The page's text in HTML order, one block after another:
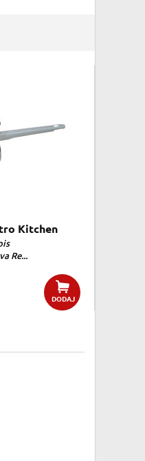
Kitchen
Re...
DODAJ